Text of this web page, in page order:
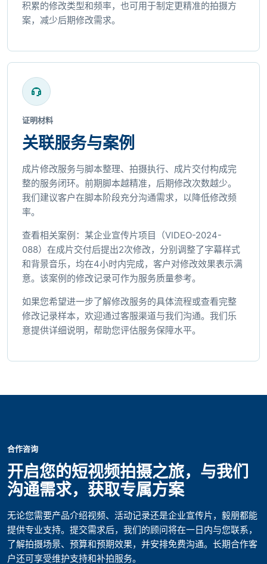
积累的修改类型和频率，也可用于制定更精准的拍摄方
案，减少后期修改需求。
证明材料
关联服务与案例
成片修改服务与脚本整理、拍摄执行、成片交付构成完
整的服务闭环。前期脚本越精准，后期修改次数越少。
我们建议客户在脚本阶段充分沟通需求，以降低修改频
率。
查看相关案例：某企业宣传片项目（VIDEO-2024-
088）在成片交付后提出2次修改，分别调整了字幕样式
和背景音乐，均在4小时内完成，客户对修改效果表示满
意。该案例的修改记录可作为服务质量参考。
如果您希望进一步了解修改服务的具体流程或查看完整
修改记录样本，欢迎通过客服渠道与我们沟通。我们乐
意提供详细说明，帮助您评估服务保障水平。
合作咨询
开启您的短视频拍摄之旅，与我们
沟通需求，获取专属方案
无论您需要产品介绍视频、活动记录还是企业宣传片，毅朋都能
提供专业支持。提交需求后，我们的顾问将在一日内与您联系，
了解拍摄场景、预算和预期效果，并安排免费沟通。长期合作客
户还可享受维护支持和补拍服务。